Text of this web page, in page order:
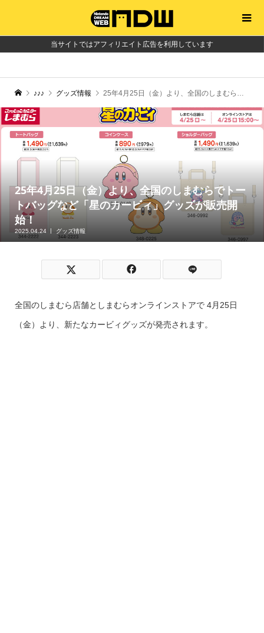
当サイトではアフィリエイト広告を利用しています
♪♪♪ グッズ情報 25年4月25日（金）より、全国のしまむらでトートバッグなど「星のカービィ」グッズが販売開始！
25年4月25日（金）より、全国のしまむらでトー
トバッグなど「星のカービィ」グッズが販売開
始！
2025.04.24 グッズ情報
全国のしまむら店舗としまむらオンラインストアで 4月25日
（金）より、新たなカービィグッズが発売されます。